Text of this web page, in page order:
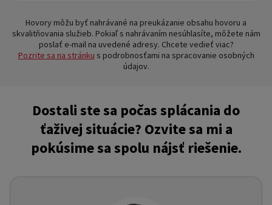
Hovory môžu byť nahrávané na preukázanie obsahu hovoru a
skvalitňovania služieb. Pokiaľ s nahrávaním nesúhlasíte, môžete nám
poslať e-mail na uvedené adresy. Chcete vedieť viac?
Pozrite sa na stránku s podrobnosťami na spracovanie osobných
údajov.
Dostali ste sa počas splácania do
ťaživej situácie? Ozvite sa mi a
pokúsime sa spolu nájsť riešenie.